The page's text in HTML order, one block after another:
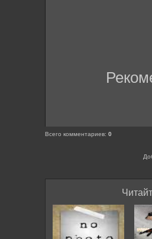
Всего комментариев:0